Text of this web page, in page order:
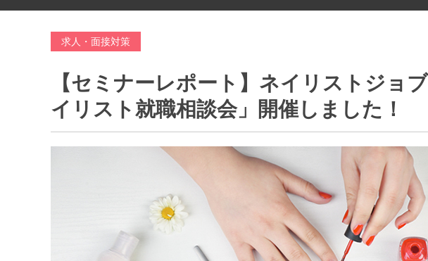
求人・面接対策
【セミナーレポート】ネイリストジョ
イリスト就職相談会」開催しました！